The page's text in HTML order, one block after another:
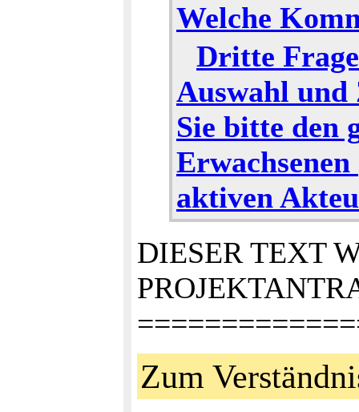
Welche
Dritte
Auswahl und
Sie bitte den
aktiven
DIESER TEXT
Zum